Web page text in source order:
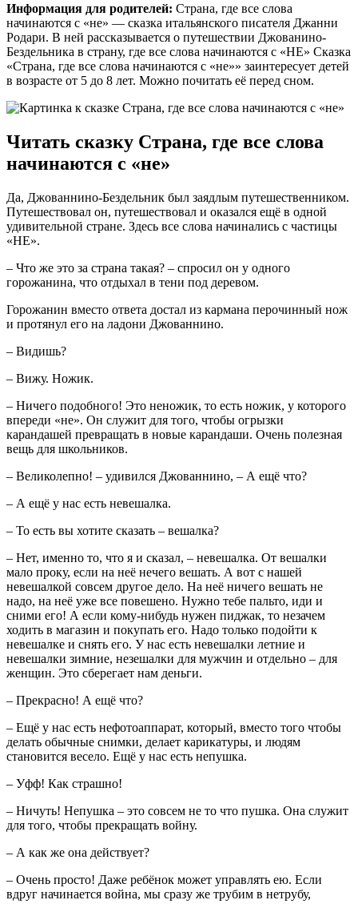
Информация для родителей: Страна, где все слова
начинаются с «не» — сказка итальянского писателя Джанни
Родари. В ней рассказывается о путешествии Джованино-
Бездельника в страну, где все слова начинаются с «НЕ» Сказка
«Страна, где все слова начинаются с «не»» заинтересует детей
в возрасте от 5 до 8 лет. Можно почитать её перед сном.
Читать сказку Страна, где все слова
начинаются с «не»
Да, Джованнино-Бездельник был заядлым путешественником.
Путешествовал он, путешествовал и оказался ещё в одной
удивительной стране. Здесь все слова начинались с частицы
«НЕ».
– Что же это за страна такая? – спросил он у одного
горожанина, что отдыхал в тени под деревом.
Горожанин вместо ответа достал из кармана перочинный нож
и протянул его на ладони Джованнино.
– Видишь?
– Вижу. Ножик.
– Ничего подобного! Это неножик, то есть ножик, у которого
впереди «не». Он служит для того, чтобы огрызки
карандашей превращать в новые карандаши. Очень полезная
вещь для школьников.
– Великолепно! – удивился Джованнино, – А ещё что?
– А ещё у нас есть невешалка.
– То есть вы хотите сказать – вешалка?
– Нет, именно то, что я и сказал, – невешалка. От вешалки
мало проку, если на неё нечего вешать. А вот с нашей
невешалкой совсем другое дело. На неё ничего вешать не
надо, на неё уже все повешено. Нужно тебе пальто, иди и
сними его! А если кому-нибудь нужен пиджак, то незачем
ходить в магазин и покупать его. Надо только подойти к
невешалке и снять его. У нас есть невешалки летние и
невешалки зимние, незешалки для мужчин и отдельно – для
женщин. Это сберегает нам деньги.
– Прекрасно! А ещё что?
– Ещё у нас есть нефотоаппарат, который, вместо того чтобы
делать обычные снимки, делает карикатуры, и людям
становится весело. Ещё у нас есть непушка.
– Уфф! Как страшно!
– Ничуть! Непушка – это совсем не то что пушка. Она служит
для того, чтобы прекращать войну.
– А как же она действует?
– Очень просто! Даже ребёнок может управлять ею. Если
вдруг начинается война, мы сразу же трубим в нетрубу,